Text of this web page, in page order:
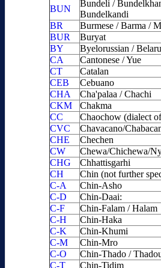
BUN
Bundeli /
Bundelkandi
BR
Burmese / Barma /
BUR
Buryat
BY
Byelorussian /
CA
Cantonese / Yue
CT
Catalan
CEB
Cebuano
CHA
Cha'palaa / Chachi
CKM
Chakma
CC
Chaochow (dialect
CVC
Chavacano/
CHE
Chechen
CW
Chewa/Chichewa/
CHG
Chhattisgarhi
CH
Chin (not further
C-A
Chin-Asho
C-D
Chin-Daai:
C-F
Chin-Falam / Halam
C-H
Chin-Haka
C-K
Chin-Khumi
C-M
Chin-Mro
C-O
Chin-Thado /
C-T
Chin-Tidim